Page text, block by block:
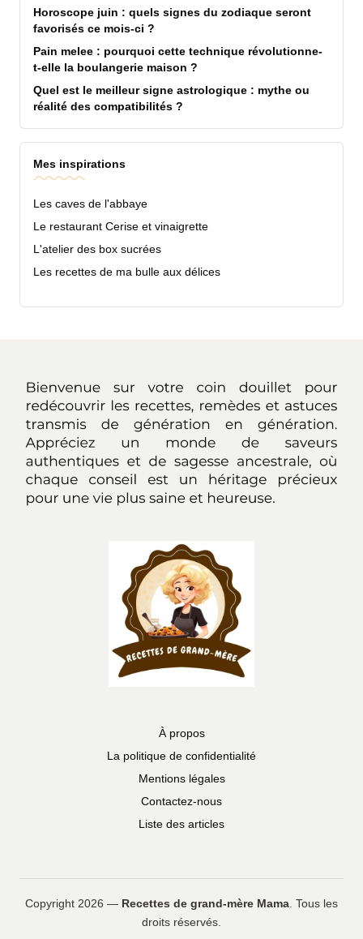
Horoscope juin : quels signes du zodiaque seront
favorisés ce mois-ci ?
Pain melee : pourquoi cette technique révolutionne-
t-elle la boulangerie maison ?
Quel est le meilleur signe astrologique : mythe ou
réalité des compatibilités ?
Mes inspirations
Les caves de l'abbaye
Le restaurant Cerise et vinaigrette
L'atelier des box sucrées
Les recettes de ma bulle aux délices
À propos
La politique de confidentialité
Mentions légales
Contactez-nous
Liste des articles
Copyright 2026 — Recettes de grand-mère Mama. Tous les
droits réservés.